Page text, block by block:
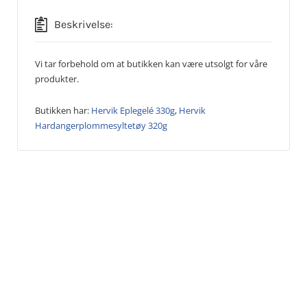
Beskrivelse:
Vi tar forbehold om at butikken kan være utsolgt for våre
produkter.
Butikken har: Hervik Eplegelé 330g, Hervik
Hardangerplommesyltetøy 320g